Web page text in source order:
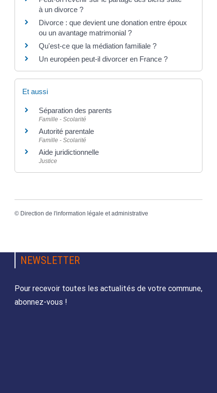
à un divorce ?
Divorce : que devient une donation entre époux
ou un avantage matrimonial ?
Qu'est-ce que la médiation familiale ?
Un européen peut-il divorcer en France ?
Et aussi
Séparation des parents
Famille - Scolarité
Autorité parentale
Famille - Scolarité
Aide juridictionnelle
Justice
© Direction de l'information légale et administrative
NEWSLETTER
Pour recevoir toutes les actualités de votre commune,
abonnez-vous !